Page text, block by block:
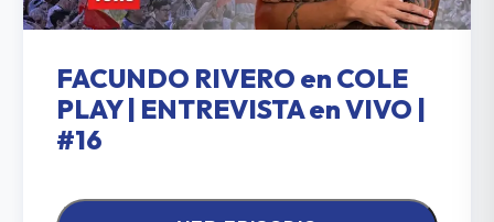
FACUNDO RIVERO en COLE
PLAY | ENTREVISTA en VIVO |
#16